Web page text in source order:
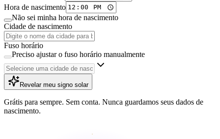
Hora de nascimento
Não sei minha hora de nascimento
Cidade de nascimento
Fuso horário
Preciso ajustar o fuso horário manualmente
Revelar meu signo solar
Grátis para sempre. Sem conta. Nunca guardamos seus dados de
nascimento.